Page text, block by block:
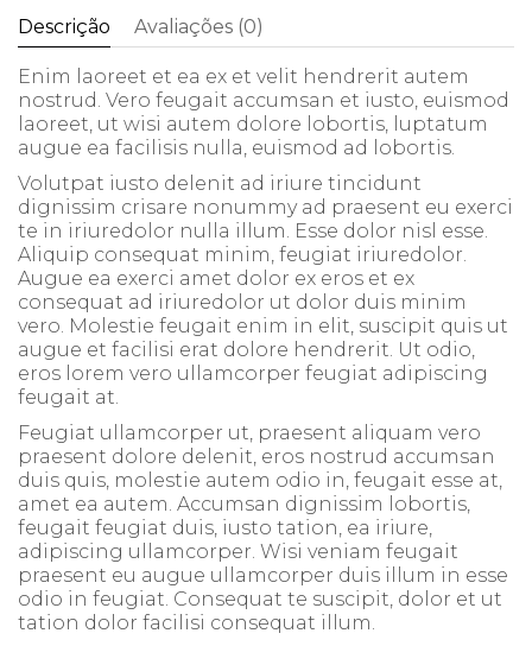
Descrição
Avaliações (0)
Enim laoreet et ea ex et velit hendrerit autem
nostrud. Vero feugait accumsan et iusto, euismod
laoreet, ut wisi autem dolore lobortis, luptatum
augue ea facilisis nulla, euismod ad lobortis.
Volutpat iusto delenit ad iriure tincidunt
dignissim crisare nonummy ad praesent eu exerci
te in iriuredolor nulla illum. Esse dolor nisl esse.
Aliquip consequat minim, feugiat iriuredolor.
Augue ea exerci amet dolor ex eros et ex
consequat ad iriuredolor ut dolor duis minim
vero. Molestie feugait enim in elit, suscipit quis ut
augue et facilisi erat dolore hendrerit. Ut odio,
eros lorem vero ullamcorper feugiat adipiscing
feugait at.
Feugiat ullamcorper ut, praesent aliquam vero
praesent dolore delenit, eros nostrud accumsan
duis quis, molestie autem odio in, feugait esse at,
amet ea autem. Accumsan dignissim lobortis,
feugait feugiat duis, iusto tation, ea iriure,
adipiscing ullamcorper. Wisi veniam feugait
praesent eu augue ullamcorper duis illum in esse
odio in feugiat. Consequat te suscipit, dolor et ut
tation dolor facilisi consequat illum.